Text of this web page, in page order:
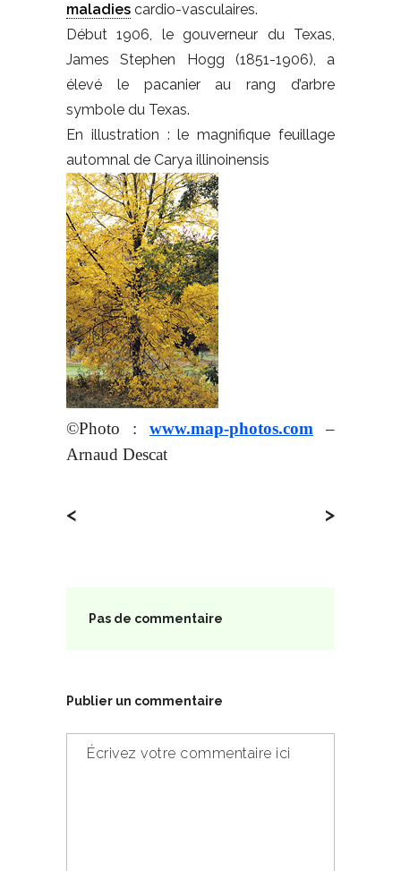
maladies cardio-vasculaires.
Début 1906, le gouverneur du Texas,
James Stephen Hogg (1851-1906), a
élevé le pacanier au rang d’arbre
symbole du Texas.
En illustration : le magnifique feuillage
automnal de Carya illinoinensis
©Photo : www.map-photos.com –
Arnaud Descat
< >
Pas de commentaire
Publier un commentaire